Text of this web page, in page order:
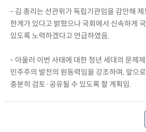
- 김 총리는 선관위가 독립기관임을 감안해
한계가 있다고 밝혔으나 국회에서 신속하게
있도록 노력하겠다고 언급하였음.
- 아울러 이번 사태에 대한 청년 세대의 문제
민주주의 발전의 원동력임을 강조하며, 앞으
충분히 검토·공유될 수 있도록 할 계획임.